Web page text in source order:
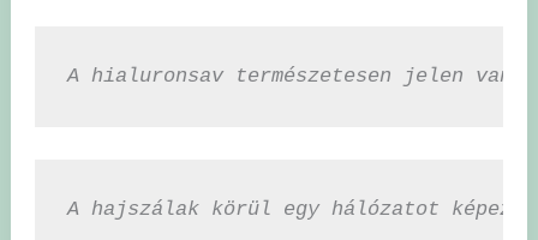
A hialuronsav természetesen jelen
A hajszálak körül egy hálózatot